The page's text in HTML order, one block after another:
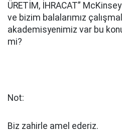
ÜRETİM, İHRACAT”
ve bizim balalarımız
akademisyenimiz var bu
mi?
Not:
Biz zahirle amel ederiz.